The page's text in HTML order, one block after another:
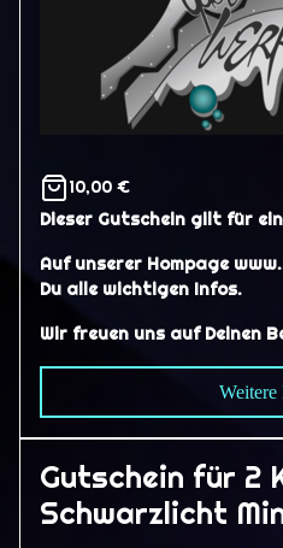
10,00 €
Dieser Gutschein gilt für
Auf unserer Hompage
Du alle wichtigen Infos.
Wir freuen uns auf Deinen
Weitere
Gutschein für 2
Schwarzlicht